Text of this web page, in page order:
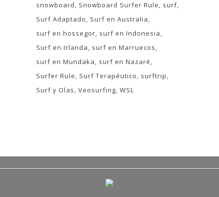
snowboard
Snowboard Surfer Rule
surf
Surf Adaptado
Surf en Australia
surf en hossegor surf en Indonesia
Surf en Irlanda
surf en Marruecos
surf en Mundaka
surf en Nazaré
Surfer Rule
Surf Terapéutico
surftrip
Surf y Olas Veosurfing WSL